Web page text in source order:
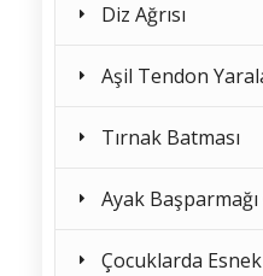
Diz Ağrısı
Aşil Tendon
Tırnak Batması
Ayak Başparmağı
Çocuklarda